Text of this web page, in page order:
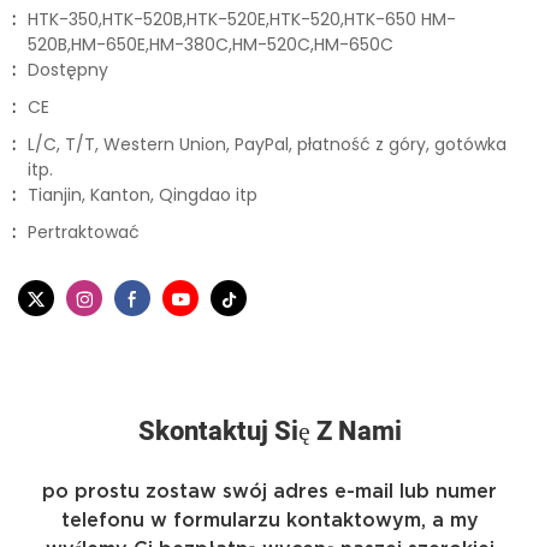
: HTK-350,HTK-520B,HTK-520E,HTK-520,HTK-650 HM-
520B,HM-650E,HM-380C,HM-520C,HM-650C
: Dostępny
: CE
: L/C, T/T, Western Union, PayPal, płatność z góry, gotówka
itp.
: Tianjin, Kanton, Qingdao itp
: Pertraktować
Skontaktuj Się Z Nami
po prostu zostaw swój adres e-mail lub numer
telefonu w formularzu kontaktowym, a my